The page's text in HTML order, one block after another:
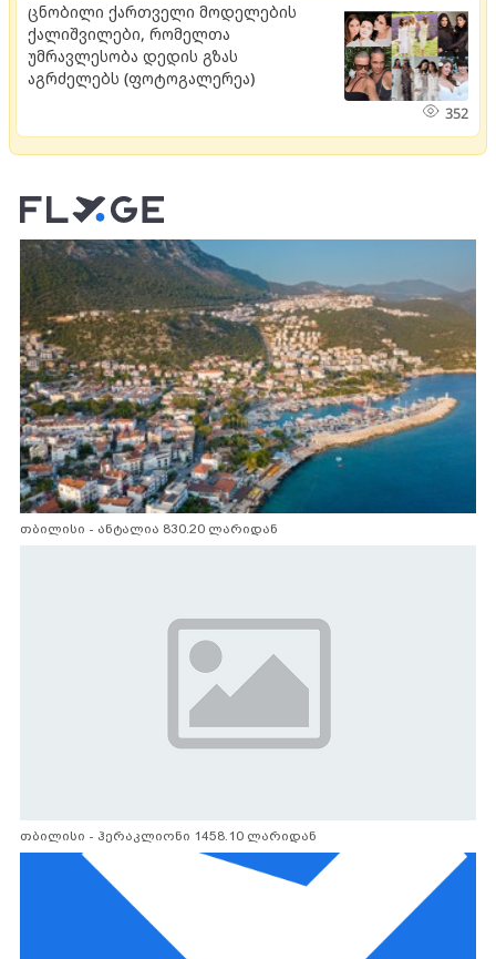
ცნობილი ქართველი მოდელების
ქალიშვილები, რომელთა
უმრავლესობა დედის გზას
აგრძელებს (ფოტოგალერეა)
352
თბილისი - ანტალია 830.20 ლარიდან
თბილისი - ჰერაკლიონი 1458.10 ლარიდან